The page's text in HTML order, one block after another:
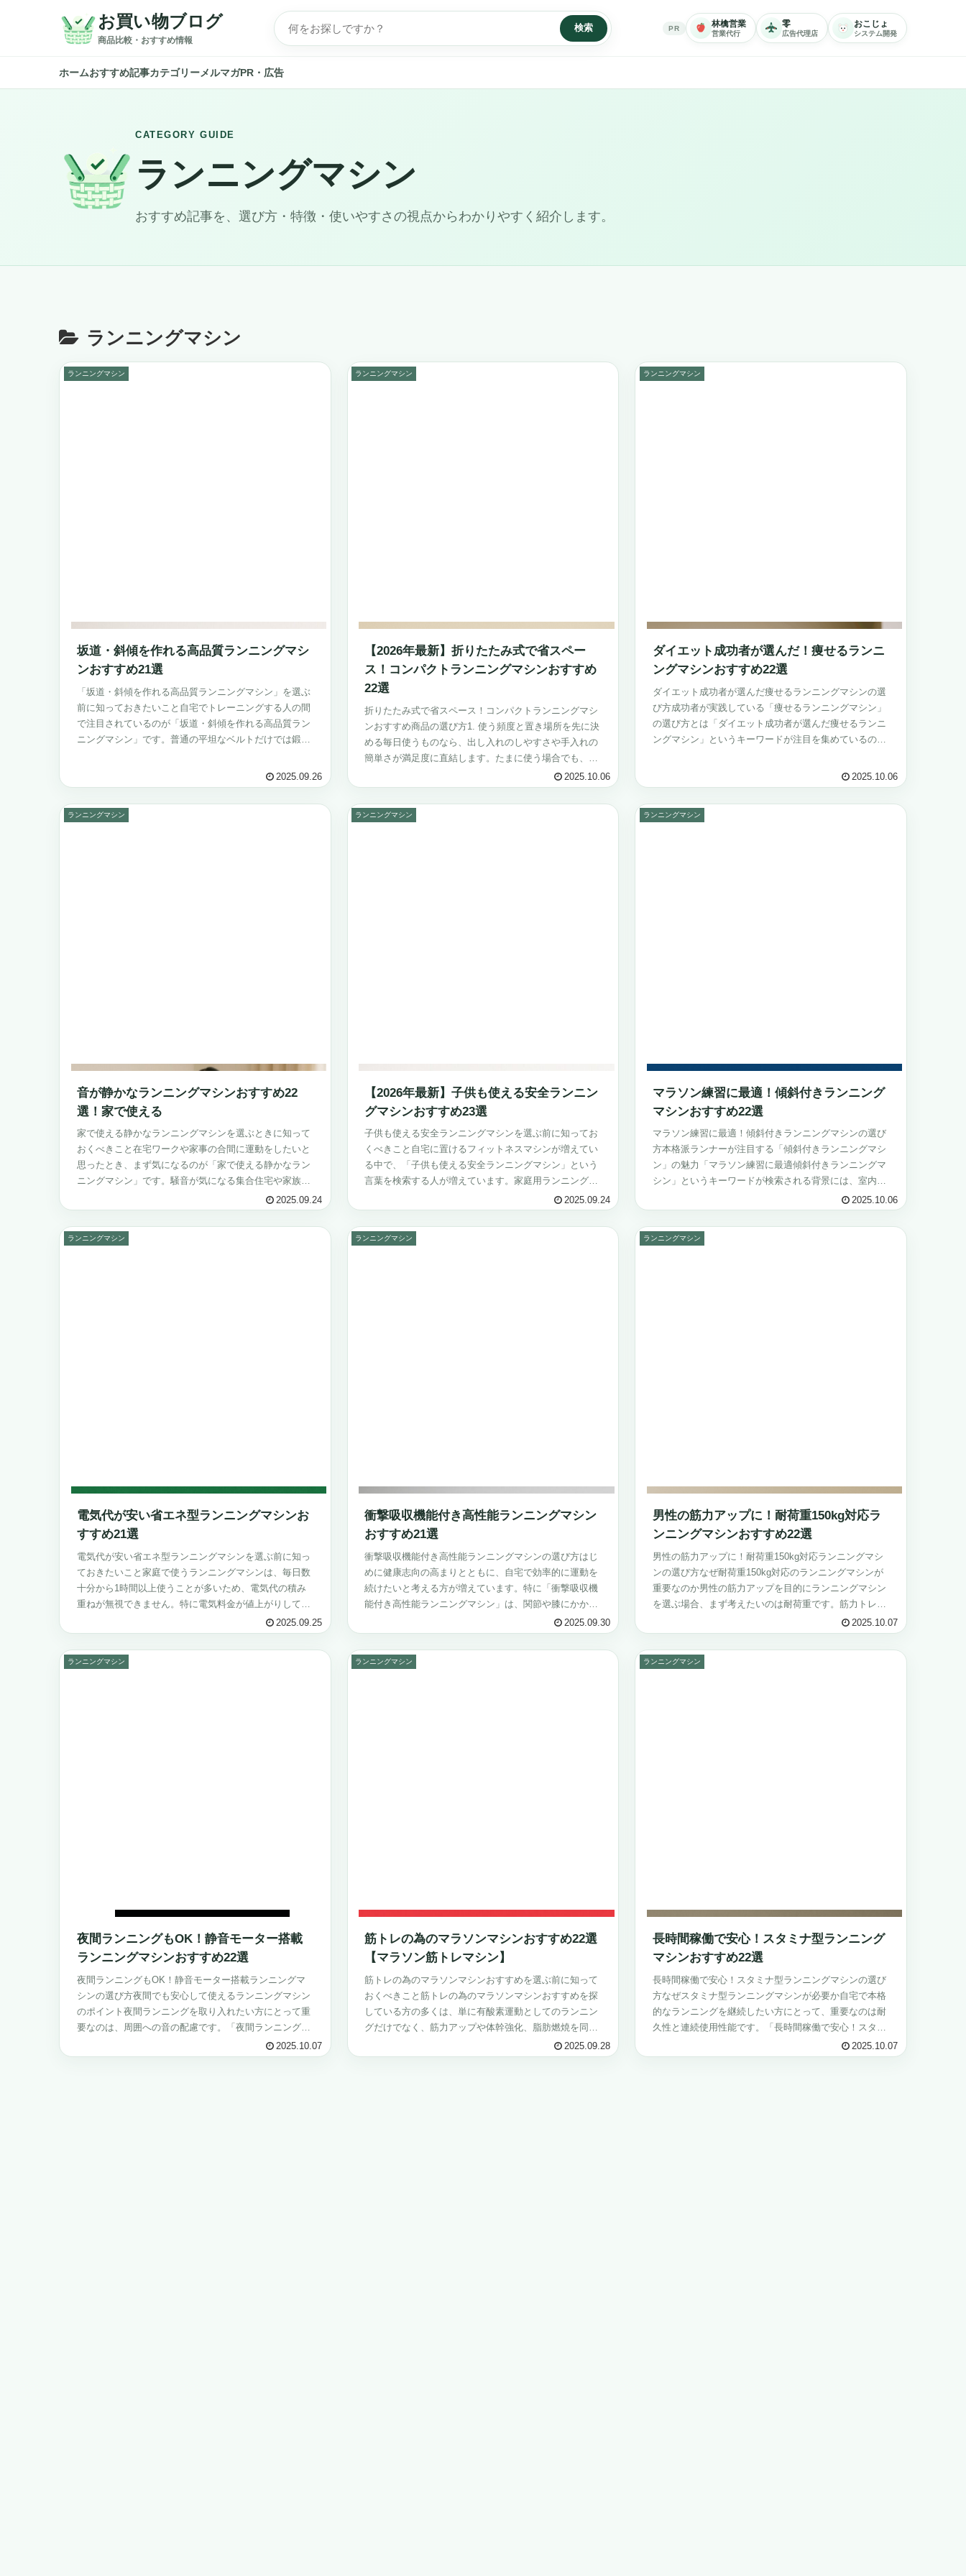
お買い物ブログ
商品比較・おすすめ情報
検索 PR
林檎営業
営業代行
零
広告代理店
おこじょ
システム開発
ホームおすすめ記事カテゴリーメルマガPR・広告
CATEGORY GUIDE
ランニングマシン
おすすめ記事を、選び方・特徴・使いやすさの視点からわかりやすく紹介します。
ランニングマシン
ランニングマシン
坂道・斜傾を作れる高品質ランニングマシ
ンおすすめ21選
「坂道・斜傾を作れる高品質ランニングマシン」を選ぶ
前に知っておきたいこと自宅でトレーニングする人の間
で注目されているのが「坂道・斜傾を作れる高品質ラン
ニングマシン」です。普通の平坦なベルトだけでは鍛え
2025.09.26
ランニングマシン
【2026年最新】折りたたみ式で省スペー
ス！コンパクトランニングマシンおすすめ
22選
折りたたみ式で省スペース！コンパクトランニングマシ
ンおすすめ商品の選び方1. 使う頻度と置き場所を先に決
める毎日使うものなら、出し入れのしやすさや手入れの
簡単さが満足度に直結します。たまに使う場合でも、収
2025.10.06
ランニングマシン
ダイエット成功者が選んだ！痩せるランニ
ングマシンおすすめ22選
ダイエット成功者が選んだ痩せるランニングマシンの選
び方成功者が実践している「痩せるランニングマシン」
の選び方とは「ダイエット成功者が選んだ痩せるランニ
ングマシン」というキーワードが注目を集めているの
2025.10.06
ランニングマシン
音が静かなランニングマシンおすすめ22
選！家で使える
家で使える静かなランニングマシンを選ぶときに知って
おくべきこと在宅ワークや家事の合間に運動をしたいと
思ったとき、まず気になるのが「家で使える静かなラン
ニングマシン」です。騒音が気になる集合住宅や家族が
いる家庭では、静かで快適に使えるマシンを... 2025.09.24
ランニングマシン
【2026年最新】子供も使える安全ランニン
グマシンおすすめ23選
子供も使える安全ランニングマシンを選ぶ前に知ってお
くべきこと自宅に置けるフィットネスマシンが増えてい
る中で、「子供も使える安全ランニングマシン」という
言葉を検索する人が増えています。家庭用ランニングマ
シンは、大人だけでなく子供の健康維持や運... 2025.09.24
ランニングマシン
マラソン練習に最適！傾斜付きランニング
マシンおすすめ22選
マラソン練習に最適！傾斜付きランニングマシンの選び
方本格派ランナーが注目する「傾斜付きランニングマシ
ン」の魅力「マラソン練習に最適傾斜付きランニングマ
シン」というキーワードが検索される背景には、室内ト
レーニングでも実戦に近い負荷を再現したい... 2025.10.06
ランニングマシン
電気代が安い省エネ型ランニングマシンお
すすめ21選
電気代が安い省エネ型ランニングマシンを選ぶ前に知っ
ておきたいこと家庭で使うランニングマシンは、毎日数
十分から1時間以上使うことが多いため、電気代の積み
重ねが無視できません。特に電気料金が値上がりしてい
る今、「電気代が安い省エネ型ランニングマ... 2025.09.25
ランニングマシン
衝撃吸収機能付き高性能ランニングマシン
おすすめ21選
衝撃吸収機能付き高性能ランニングマシンの選び方はじ
めに健康志向の高まりとともに、自宅で効率的に運動を
続けたいと考える方が増えています。特に「衝撃吸収機
能付き高性能ランニングマシン」は、関節や膝にかかる
負担を軽減しながら快適に走れる点が注目さ... 2025.09.30
ランニングマシン
男性の筋力アップに！耐荷重150kg対応ラ
ンニングマシンおすすめ22選
男性の筋力アップに！耐荷重150kg対応ランニングマシ
ンの選び方なぜ耐荷重150kg対応のランニングマシンが
重要なのか男性の筋力アップを目的にランニングマシン
を選ぶ場合、まず考えたいのは耐荷重です。筋力トレー
2025.10.07
ランニングマシン
夜間ランニングもOK！静音モーター搭載
ランニングマシンおすすめ22選
夜間ランニングもOK！静音モーター搭載ランニングマ
シンの選び方夜間でも安心して使えるランニングマシン
のポイント夜間ランニングを取り入れたい方にとって重
要なのは、周囲への音の配慮です。「夜間ランニングも
OK！静音モーター搭載ランニングマシン」...
2025.10.07
ランニングマシン
筋トレの為のマラソンマシンおすすめ22選
【マラソン筋トレマシン】
筋トレの為のマラソンマシンおすすめを選ぶ前に知って
おくべきこと筋トレの為のマラソンマシンおすすめを探
している方の多くは、単に有酸素運動としてのランニン
グだけでなく、筋力アップや体幹強化、脂肪燃焼を同時
に叶えたいというニーズを持っています。し... 2025.09.28
ランニングマシン
長時間稼働で安心！スタミナ型ランニング
マシンおすすめ22選
長時間稼働で安心！スタミナ型ランニングマシンの選び
方なぜスタミナ型ランニングマシンが必要か自宅で本格
的なランニングを継続したい方にとって、重要なのは耐
久性と連続使用性能です。「長時間稼働で安心！スタミ
ナ型ランニングマシン」は、その名の通り長... 2025.10.07